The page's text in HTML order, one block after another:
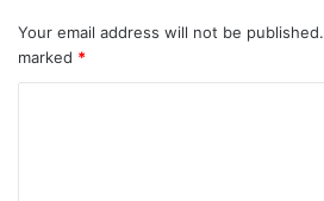
Your email address will not be published.
marked *